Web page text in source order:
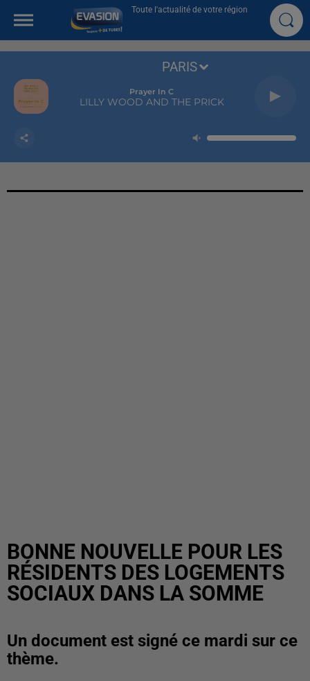
Toute l'actualité de votre région
Prayer In C
LILLY WOOD AND THE PRICK
PARIS
BONNE NOUVELLE POUR LES
RÉSIDENTS DES LOGEMENTS
SOCIAUX DANS LA SOMME
Un document est signé ce mardi sur ce
thème.